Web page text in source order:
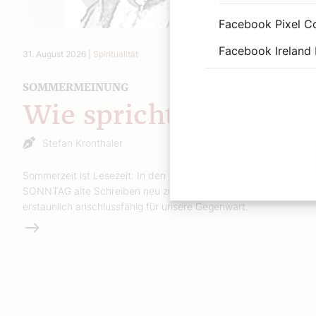
31. August 2026 Spiritualität
SOMMERMEINUNG
Wie spricht Gott?
Stefan Kronthaler
Sommerzeit ist Lesezeit: In den „Sommerbriefen“ macht Der
SONNTAG alte Schreiben neu zugänglich – klar, direkt und
erstaunlich anschlussfähig für unsere Gegenwart.
Weiterlesen
Facebook Pixel
Facebook Ireland